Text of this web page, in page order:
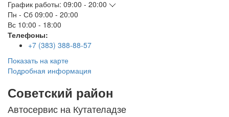
График работы: 09:00 - 20:00
Пн - Сб 09:00 - 20:00
Вс 10:00 - 18:00
Телефоны:
+7 (383) 388-88-57
Показать на карте
Подробная информация
Советский район
Автосервис на Кутателадзе